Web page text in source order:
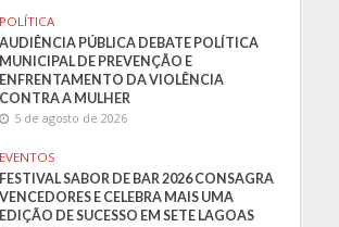
POLÍTICA
AUDIÊNCIA PÚBLICA DEBATE POLÍTICA
MUNICIPAL DE PREVENÇÃO E
ENFRENTAMENTO DA VIOLÊNCIA
CONTRA A MULHER
5 de agosto de 2026
EVENTOS
FESTIVAL SABOR DE BAR 2026 CONSAGRA
VENCEDORES E CELEBRA MAIS UMA
EDIÇÃO DE SUCESSO EM SETE LAGOAS